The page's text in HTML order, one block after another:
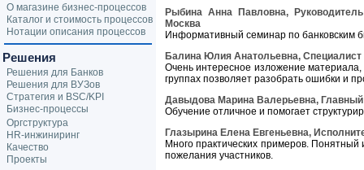
Рыбина Анна Павловна,
Москва
Информативный семинар по банковским
Балина Юлия Анатольевна,
Очень интересное изложение
группах позволяет разобрать ошибки и
Давыдова Марина Валерьевна,
Обучение отличное и помогает
Глазырина Елена Евгеньевна,
Много практических примеров.
пожелания участников.
О магазине бизнес-процессов
Каталог и стоимость процессов
Нотации описания процессов
Решения
Решения для Банков
Решения для ВУЗов
Стратегия и BSC/KPI
Бизнес-процессы
Оргструктура
HR-инжиниринг
Качество
Проекты